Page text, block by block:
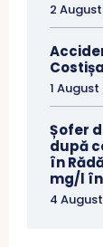
2
1
Șofer
după
în
mg/l
4